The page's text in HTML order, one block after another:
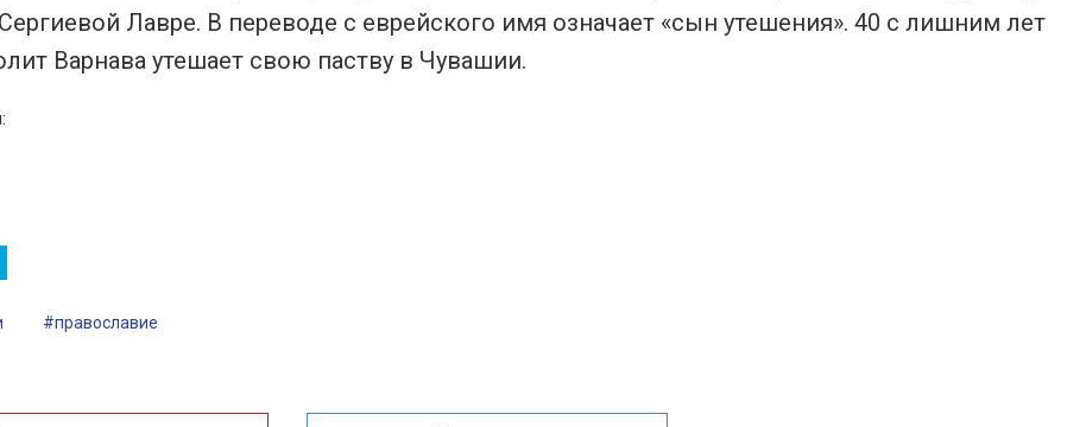
Лавре. В переводе с еврейского имя означает «сын утешения». 40 с лишним лет
Варнава утешает свою паству в Чувашии.
#православие